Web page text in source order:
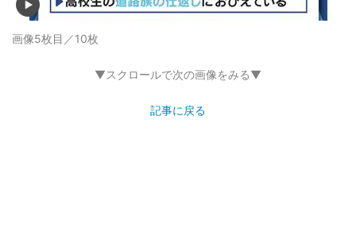
画像5枚目／10枚
▼スクロールで次の画像をみる▼
記事に戻る